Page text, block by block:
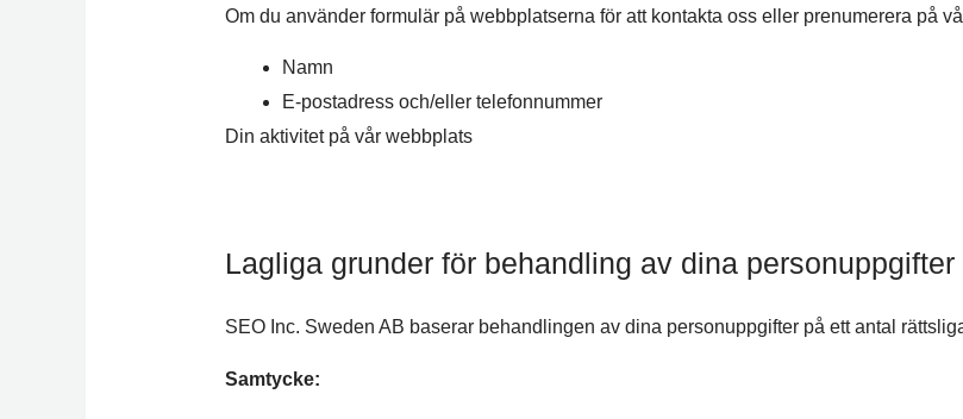
Om du använder formulär på webbplatserna för att kontakta oss eller prenumerera på
Namn
E-postadress och/eller telefonnummer
Din aktivitet på vår webbplats
Lagliga grunder för behandling av dina personuppgifter
SEO Inc. Sweden AB baserar behandlingen av dina personuppgifter på ett antal
Samtycke: